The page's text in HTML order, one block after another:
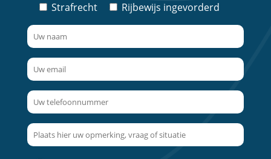
Strafrecht
Rijbewijs ingevorderd